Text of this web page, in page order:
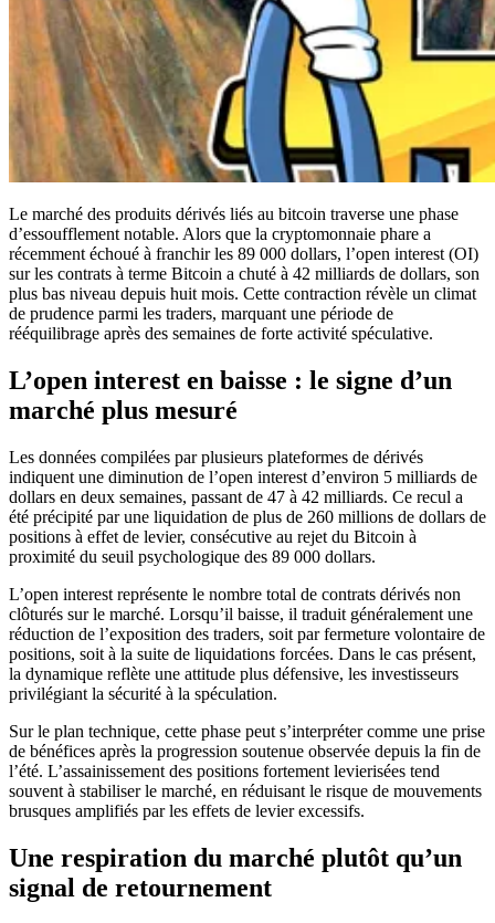
Le marché des produits dérivés liés au bitcoin traverse une phase
d’essoufflement notable. Alors que la cryptomonnaie phare a
récemment échoué à franchir les 89 000 dollars, l’open interest (OI)
sur les contrats à terme Bitcoin a chuté à 42 milliards de dollars, son
plus bas niveau depuis huit mois. Cette contraction révèle un climat
de prudence parmi les traders, marquant une période de
rééquilibrage après des semaines de forte activité spéculative.
L’open interest en baisse : le signe d’un
marché plus mesuré
Les données compilées par plusieurs plateformes de dérivés
indiquent une diminution de l’open interest d’environ 5 milliards de
dollars en deux semaines, passant de 47 à 42 milliards. Ce recul a
été précipité par une liquidation de plus de 260 millions de dollars de
positions à effet de levier, consécutive au rejet du Bitcoin à
proximité du seuil psychologique des 89 000 dollars.
L’open interest représente le nombre total de contrats dérivés non
clôturés sur le marché. Lorsqu’il baisse, il traduit généralement une
réduction de l’exposition des traders, soit par fermeture volontaire de
positions, soit à la suite de liquidations forcées. Dans le cas présent,
la dynamique reflète une attitude plus défensive, les investisseurs
privilégiant la sécurité à la spéculation.
Sur le plan technique, cette phase peut s’interpréter comme une prise
de bénéfices après la progression soutenue observée depuis la fin de
l’été. L’assainissement des positions fortement levierisées tend
souvent à stabiliser le marché, en réduisant le risque de mouvements
brusques amplifiés par les effets de levier excessifs.
Une respiration du marché plutôt qu’un
signal de retournement